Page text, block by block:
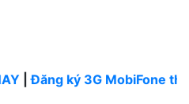
ký 3G MobiFone tháng----